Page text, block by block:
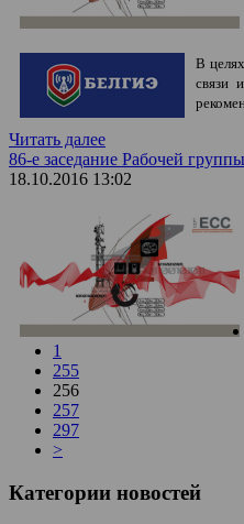
В
связи
Читать далее
86-е заседание Рабочей
18.10.2016 13:02
1
255
256
257
297
>
Категории новостей